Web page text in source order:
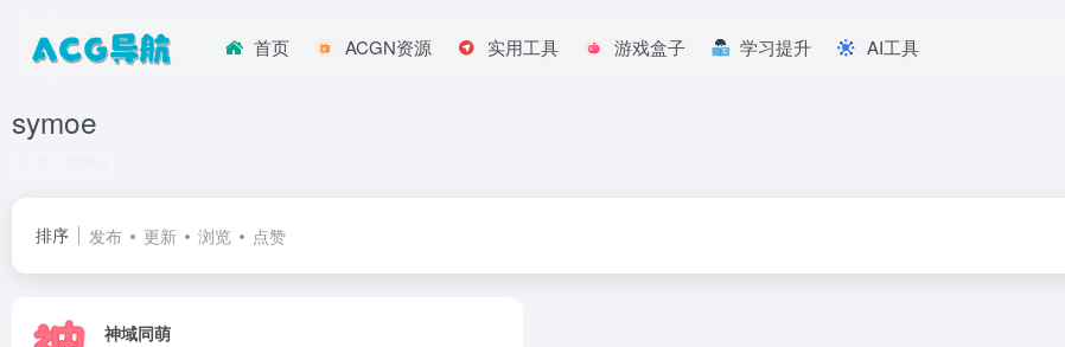
首页 ACGN资源 实用工具 游戏盒子 学习提升 AI工具
symoe
排序 发布 更新 浏览 点赞
神域同萌